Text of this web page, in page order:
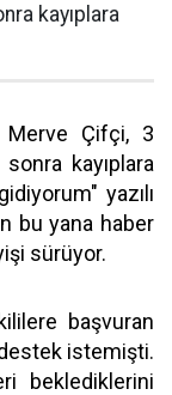
kayıplara
Merve Çifçi, 3
kayıplara
yazılı
bu yana haber
sürüyor.
başvuran
istemişti.
beklediklerini